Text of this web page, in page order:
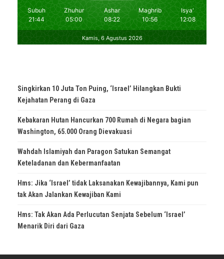
Singkirkan 10 Juta Ton Puing, ‘Israel’ Hilangkan Bukti
Kejahatan Perang di Gaza
Kebakaran Hutan Hancurkan 700 Rumah di Negara bagian
Washington, 65.000 Orang Dievakuasi
Wahdah Islamiyah dan Paragon Satukan Semangat
Keteladanan dan Kebermanfaatan
Hms: Jika ‘Israel’ tidak Laksanakan Kewajibannya, Kami pun
tak Akan Jalankan Kewajiban Kami
Hms: Tak Akan Ada Perlucutan Senjata Sebelum ‘Israel’
Menarik Diri dari Gaza